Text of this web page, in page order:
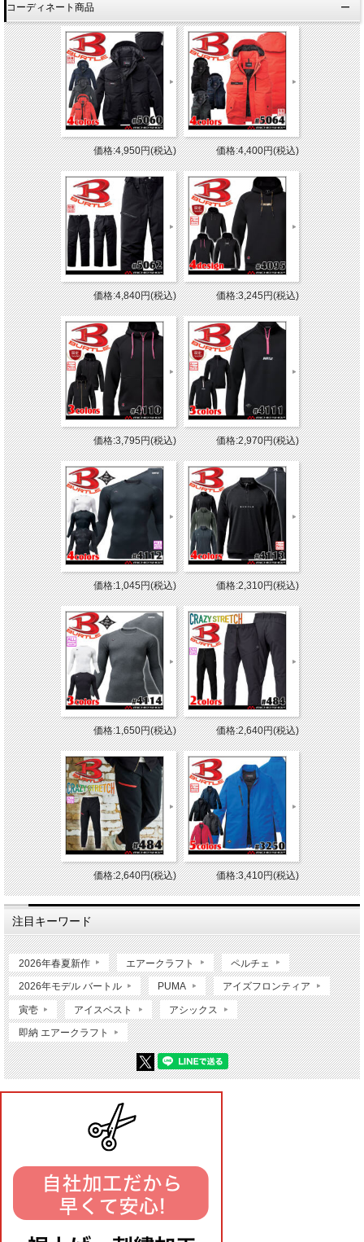
コーディネート商品
価格:4,950円(税込) 価格:4,400円(税込)
価格:4,840円(税込) 価格:3,245円(税込)
価格:3,795円(税込) 価格:2,970円(税込)
価格:1,045円(税込) 価格:2,310円(税込)
価格:1,650円(税込) 価格:2,640円(税込)
価格:2,640円(税込) 価格:3,410円(税込)
注目キーワード
2026年春夏新作 エアークラフト ペルチェ
2026年モデル バートル PUMA アイズフロンティア
寅壱 アイスベスト アシックス
即納 エアークラフト